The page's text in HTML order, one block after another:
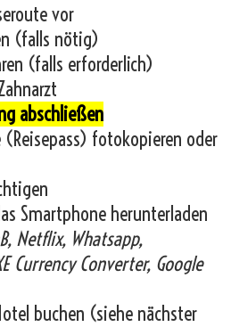
vor
(falls nötig)
(falls erforderlich)
abschließen
fotokopieren oder
Smartphone herunterladen
Netflix, Whatsapp,
Currency Converter, Google
buchen (siehe nächster